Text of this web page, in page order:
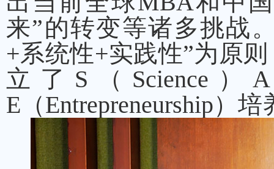
来”的转变等诸多挑战
+系统性+实践性”为原
立了S（Science）
E（Entrepreneurship）